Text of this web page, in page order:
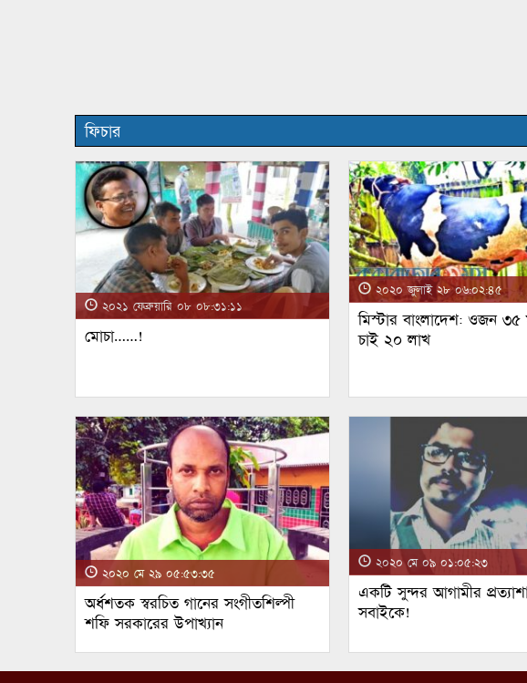
ফিচার
২০২১ ফেব্রুয়ারি ০৮ ০৮:৩১:১১
মোচা……!
২০২০ জুলাই ২৮ ০৬:০২:৪৫
মিস্টার বাংলাদেশ: ওজন
চাই ২০ লাখ
২০২০ মে ২৯ ০৫:৫৩:৩৫
অর্ধশতক স্বরচিত গানের সংগীতশিল্পী
শফি সরকারের উপাখ্যান
২০২০ মে ০৯ ০১:০৫:২৩
একটি সুন্দর আগামীর
সবাইকে!